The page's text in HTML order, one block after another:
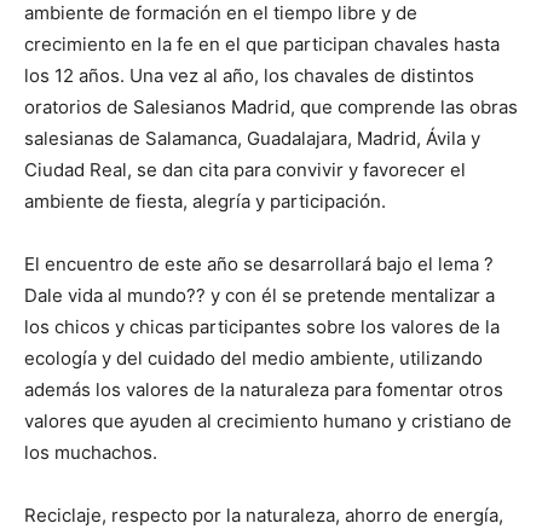
ambiente de formación en el tiempo libre y de
crecimiento en la fe en el que participan chavales hasta
los 12 años. Una vez al año, los chavales de distintos
oratorios de Salesianos Madrid, que comprende las obras
salesianas de Salamanca, Guadalajara, Madrid, Ávila y
Ciudad Real, se dan cita para convivir y favorecer el
ambiente de fiesta, alegría y participación.
El encuentro de este año se desarrollará bajo el lema ?
Dale vida al mundo?? y con él se pretende mentalizar a
los chicos y chicas participantes sobre los valores de la
ecología y del cuidado del medio ambiente, utilizando
además los valores de la naturaleza para fomentar otros
valores que ayuden al crecimiento humano y cristiano de
los muchachos.
Reciclaje, respecto por la naturaleza, ahorro de energía,